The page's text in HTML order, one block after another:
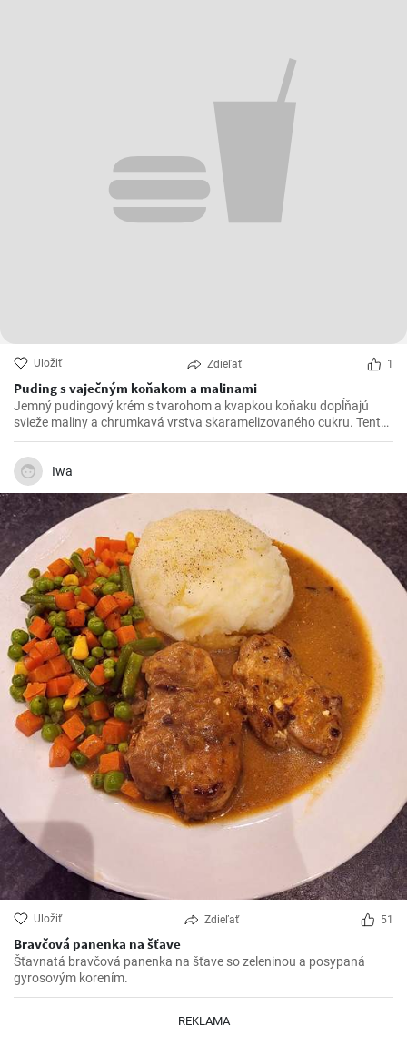
Uložiť Zdieľať 1
Puding s vaječným koňakom a malinami
Jemný pudingový krém s tvarohom a kvapkou koňaku dopĺňajú
svieže maliny a chrumkavá vrstva skaramelizovaného cukru. Tento
rýchly dezert na lyžičku očarí elegantným vzhľadom aj príjemnou
krémovosťou, ovocnou sviežosťou a sladkým chrumknutím
karamelu.
Iwa
Uložiť Zdieľať 51
Bravčová panenka na šťave
Šťavnatá bravčová panenka na šťave so zeleninou a posypaná
gyrosovým korením.
REKLAMA